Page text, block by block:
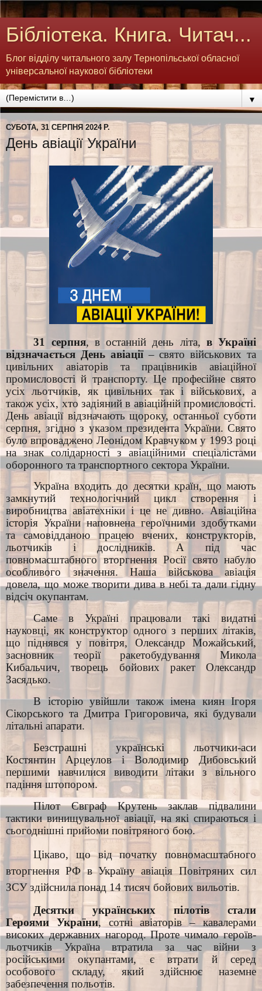
Бібліотека. Книга. Читач...
Блог відділу читального залу Тернопільської обласної
універсальної наукової бібліотеки
▼
СУБОТА, 31 СЕРПНЯ 2024 Р.
День авіації України
31 серпня, в останній день літа, в Україні
відзначається День авіації– свято військових та
цивільних авіаторів та працівників авіаційної
промисловості й транспорту. Це професійне свято
усіх льотчиків, як цивільних так і військових, а
також усіх, хто задіяний в авіаційній промисловості.
День авіації відзначають щороку, останньої суботи
серпня, згідно з указом президента України. Свято
було впроваджено Леонідом Кравчуком у 1993 році
на знак солідарності з авіаційними спеціалістами
оборонного та транспортного сектора України.
Україна входить до десятки країн, що мають
замкнутий технологічний цикл створення і
виробництва авіатехніки і це не дивно. Авіаційна
історія України наповнена героїчними здобутками
та самовідданою працею вчених, конструкторів,
льотчиків і дослідників. А під час
повномасштабного вторгнення Росії свято набуло
особливого значення. Наша військова авіація
довела, що може творити дива в небі та дали гідну
відсіч окупантам.
Саме в Україні працювали такі видатні
науковці, як конструктор одного з перших літаків,
що піднявся у повітря, Олександр Можайський,
засновник теорії ракетобудування Микола
Кибальчич, творець бойових ракет Олександр
Засядько.
В історію увійшли також імена киян Ігоря
Сікорського та Дмитра Григоровича, які будували
літальні апарати.
Безстрашні українські льотчики-аси
Костянтин Арцеулов і Володимир Дибовський
першими навчилися виводити літаки з вільного
падіння штопором.
Пілот Євграф Крутень заклав підвалини
тактики винищувальної авіації, на які спираються і
сьогоднішні прийоми повітряного бою.
Цікаво, що від початку повномасштабного
вторгнення РФ в Україну авіація Повітряних сил
ЗСУ здійснила понад 14 тисяч бойових вильотів.
Десятки українських пілотів стали
Героями України, сотні авіаторів – кавалерами
високих державних нагород. Проте чимало героїв-
льотчиків Україна втратила за час війни з
російськими окупантами, є втрати й серед
особового складу, який здійснює наземне
забезпечення польотів.